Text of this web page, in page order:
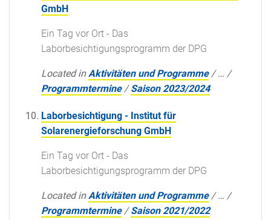
GmbH
Ein Tag vor Ort - Das
Laborbesichtigungsprogramm der DPG
Located in Aktivitäten und Programme /… /
Programmtermine /Saison 2023/2024
Laborbesichtigung - Institut für
Solarenergieforschung GmbH
Ein Tag vor Ort - Das
Laborbesichtigungsprogramm der DPG
Located in Aktivitäten und Programme /… /
Programmtermine /Saison 2021/2022